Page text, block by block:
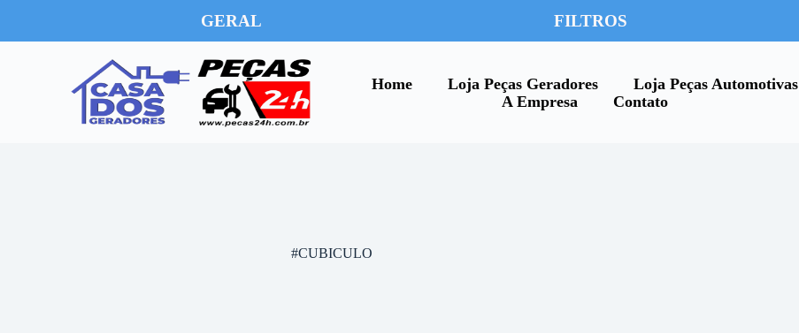
GERAL FILTROS
Home Loja Peças Geradores
Loja Peças Automotivas
A Empresa
Contato
#CUBICULO